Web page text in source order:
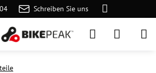
Schreiben Sie uns